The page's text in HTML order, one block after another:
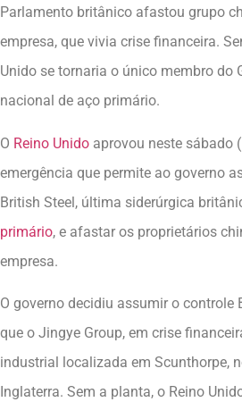
Parlamento britânico afastou grupo
empresa, que vivia crise financeira.
Unido se tornaria o único membro do
nacional de aço primário.
O Reino Unido aprovou neste sábado
emergência que permite ao governo
British Steel, última siderúrgica
primário, e afastar os proprietários
empresa.
O governo decidiu assumir o controle
que o Jingye Group, em crise
industrial localizada em Scunthorpe,
Inglaterra. Sem a planta, o Reino